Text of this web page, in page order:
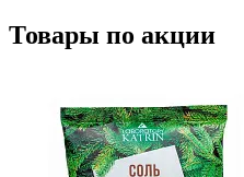
Товары по акции